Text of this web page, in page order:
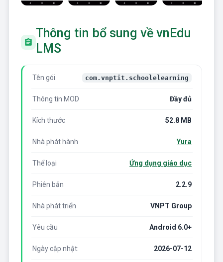
Thông tin bổ sung về vnEdu
LMS
Tên gói com.vnptit.schoolelearning
Thông tin MOD Đầy đủ
Kích thước 52.8 MB
Nhà phát hành Yura
Thể loại Ứng dụng giáo dục
Phiên bản 2.2.9
Nhà phát triển VNPT Group
Yêu cầu Android 6.0+
Ngày cập nhật: 2026-07-12